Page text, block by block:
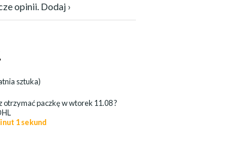
opinii. Dodaj ›
sztuka)
otrzymać paczkę wwtorek 11.08?
59 sekund